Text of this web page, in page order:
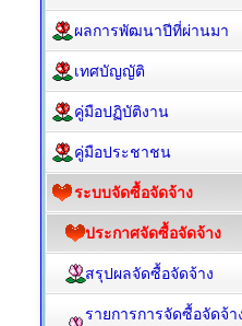
ผลการพัฒนาปีที่ผ่านมา
เทศบัญญัติ
คู่มือปฏิบัติงาน
คู่มือประชาชน
ระบบจัดซื้อจัดจ้าง
ประกาศจัดซื้อจัดจ้าง
สรุปผลจัดซื้อจัดจ้าง
รายการการจัดซื้อจัดจ้า